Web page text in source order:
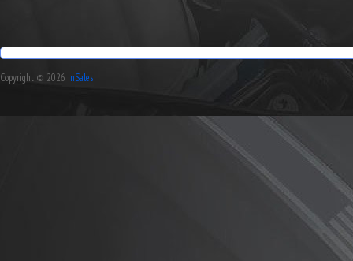
Copyright © 2026 InSales